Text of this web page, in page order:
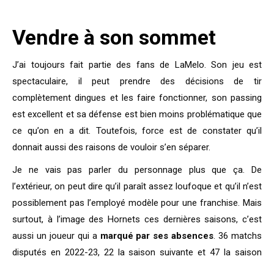
Vendre à son sommet
J’ai toujours fait partie des fans de LaMelo. Son jeu est
spectaculaire, il peut prendre des décisions de tir
complètement dingues et les faire fonctionner, son passing
est excellent et sa défense est bien moins problématique que
ce qu’on en a dit. Toutefois, force est de constater qu’il
donnait aussi des raisons de vouloir s’en séparer.
Je ne vais pas parler du personnage plus que ça. De
l’extérieur, on peut dire qu’il paraît assez loufoque et qu’il n’est
possiblement pas l’employé modèle pour une franchise. Mais
surtout, à l’image des Hornets ces dernières saisons, c’est
aussi un joueur qui a marqué par ses absences. 36 matchs
disputés en 2022-23, 22 la saison suivante et 47 la saison